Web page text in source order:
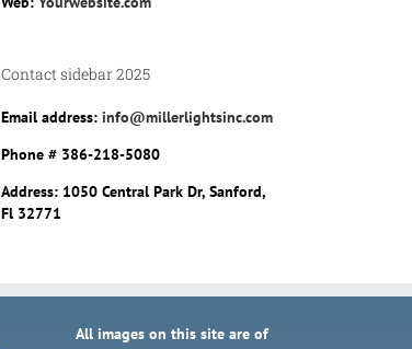
Contact sidebar 2025
Email address: info@millerlightsinc.com
Phone # 386-218-5080
Address: 1050 Central Park Dr, Sanford,
Fl 32771
All images on this site are of